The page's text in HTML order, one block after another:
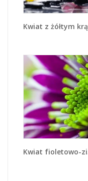
Kwiat z żółtym krążkiem - K1030
Kwiat fioletowo-zielony w słońcu - K099